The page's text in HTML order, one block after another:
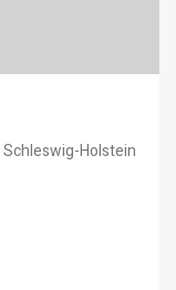
Holstein